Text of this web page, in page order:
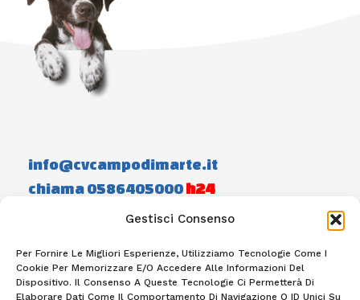
Gestisci Consenso
Per Fornire Le Migliori Esperienze, Utilizziamo Tecnologie Come I
Cookie Per Memorizzare E/o Accedere Alle Informazioni Del
Dispositivo. Il Consenso A Queste Tecnologie Ci Permetterà Di
Elaborare Dati Come Il Comportamento Di Navigazione O ID Unici Su
info@cvcampodimarte.it
chiama 0586405000h24
Home Staff Photogallery Contatti